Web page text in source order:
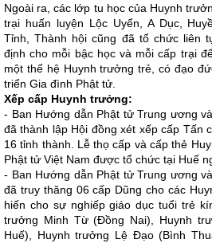
Ngoài ra, các lớp tu học của Huynh
trại huấn luyện Lộc Uyển, A Dục,
Tỉnh, Thành hội cũng đã tổ chức liên
định cho mỗi bậc học và mỗi cấp trại
một thế hệ Huynh trưởng trẻ, có đạo
triển Gia đình Phật tử.
Xếp cấp Huynh trưởng:
- Ban Hướng dẫn Phật tử Trung ương
đã thành lập Hội đồng xét xếp cấp Tấn
16 tỉnh thành. Lễ thọ cấp và cấp thẻ
Phật tử Việt Nam được tổ chức tại Huế
- Ban Hướng dẫn Phật tử Trung ương
đã truy thăng 06 cấp Dũng cho các
hiến cho sự nghiếp giáo dục tuổi trẻ
trưởng Minh Từ (Đồng Nai), Huynh
Huế), Huynh trưởng Lệ Đạo (Bình